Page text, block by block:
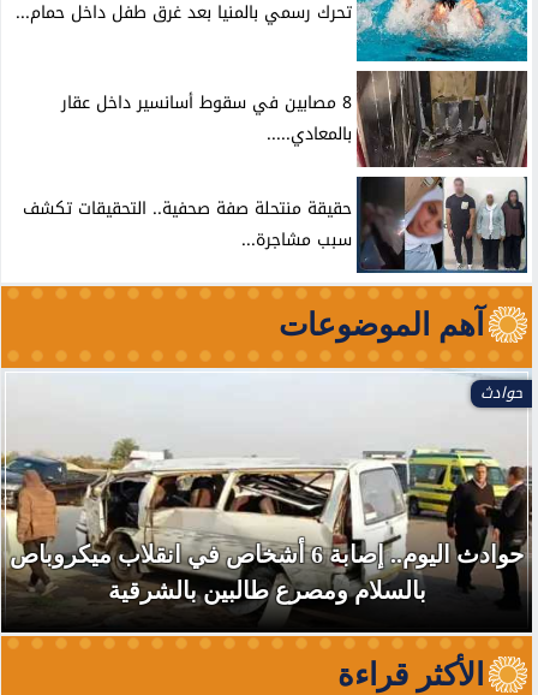
تحرك رسمي بالمنيا بعد غرق طفل داخل حمام...
8 مصابين في سقوط أسانسير داخل عقار
بالمعادي.....
حقيقة منتحلة صفة صحفية.. التحقيقات تكشف
سبب مشاجرة...
آهم الموضوعات
حوادث
حوادث اليوم.. إصابة 6 أشخاص في انقلاب ميكروباص
بالسلام ومصرع طالبين بالشرقية
الأكثر قراءة